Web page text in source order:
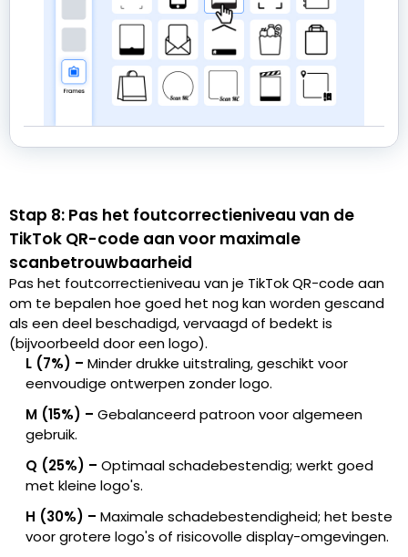
Stap 8: Pas het foutcorrectieniveau van de
TikTok QR-code aan voor maximale
scanbetrouwbaarheid
Pas het foutcorrectieniveau van je TikTok QR-code aan
om te bepalen hoe goed het nog kan worden gescand
als een deel beschadigd, vervaagd of bedekt is
(bijvoorbeeld door een logo).
L (7%) – Minder drukke uitstraling, geschikt voor
eenvoudige ontwerpen zonder logo.
M (15%) – Gebalanceerd patroon voor algemeen
gebruik.
Q (25%) – Optimaal schadebestendig; werkt goed
met kleine logo's.
H (30%) – Maximale schadebestendigheid; het beste
voor grotere logo's of risicovolle display-omgevingen.